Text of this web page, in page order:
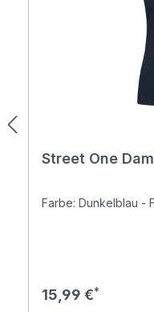
Street One
Farbe: Dunkelblau -
Regulärer Preis:
15,99 €